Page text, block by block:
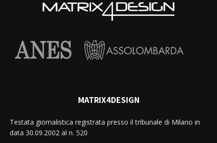
MATRIX4DESIGN
Testata giornalistica registrata presso il tribunale di Milano in
data 30.09.2002 al n. 520